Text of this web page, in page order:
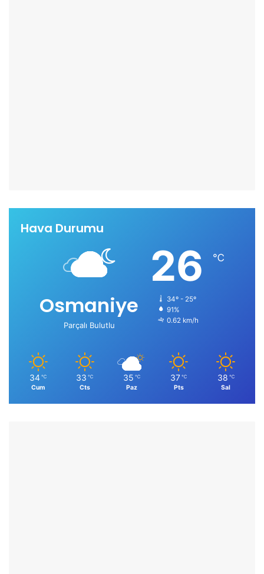
Hava Durumu
Osmaniye
Parçalı Bulutlu
26 ℃
34º - 25º
91%
0.62 km/h
34 ℃
Cum
33 ℃
Cts
35 ℃
Paz
37 ℃
Pts
38 ℃
Sal